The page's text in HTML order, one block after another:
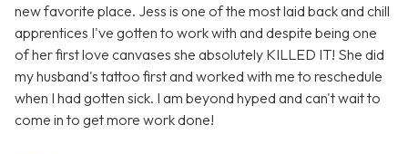
new favorite place. Jess is one of the most laid back and chill
apprentices I've gotten to work with and despite being one
of her first love canvases she absolutely KILLED IT! She did
my husband's tattoo first and worked with me to reschedule
when I had gotten sick. I am beyond hyped and can't wait to
come in to get more work done!